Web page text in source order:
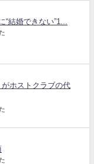
“結婚できない”1...
ホストクラブの代